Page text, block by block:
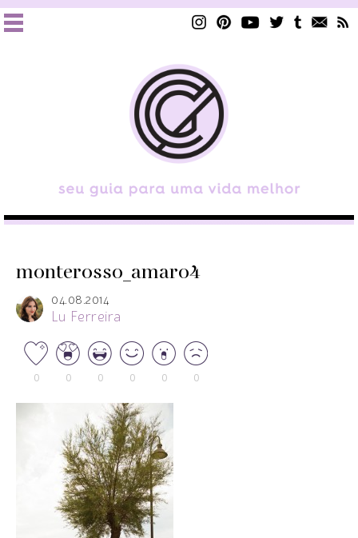
monterosso_amaro4
04.08.2014
Lu Ferreira
0 0 0 0 0 0